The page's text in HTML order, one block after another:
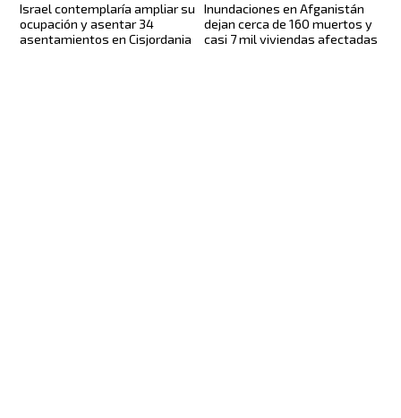
Israel contemplaría ampliar su
ocupación y asentar 34
asentamientos en Cisjordania
Inundaciones en Afganistán
dejan cerca de 160 muertos y
casi 7 mil viviendas afectadas